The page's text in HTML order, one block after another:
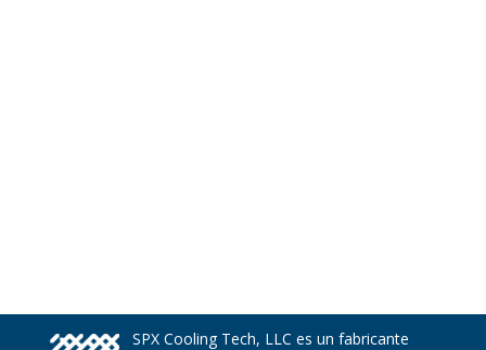
SPX Cooling Tech, LLC es un fabricante